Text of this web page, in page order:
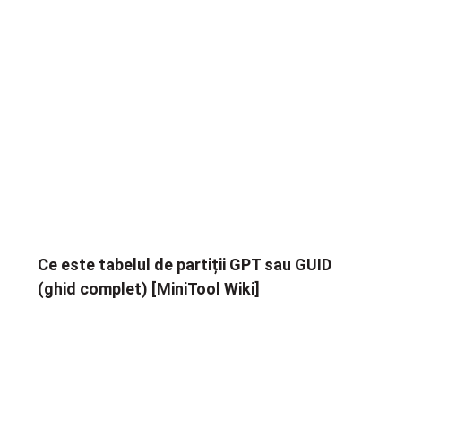
Ce este tabelul de partiții GPT sau GUID
(ghid complet) [MiniTool Wiki]